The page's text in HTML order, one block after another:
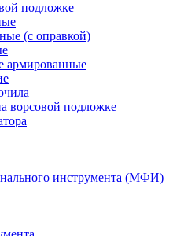
подложке
(с оправкой)
армированные
ворсовой подложке
инструмента (МФИ)